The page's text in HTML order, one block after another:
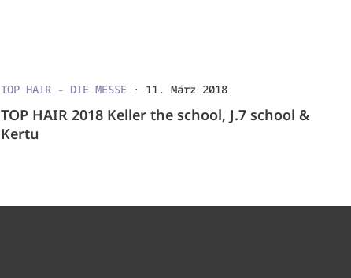
TOP HAIR - DIE MESSE· 11. März 2018
TOP HAIR 2018 Keller the school, J.7 school &
Kertu